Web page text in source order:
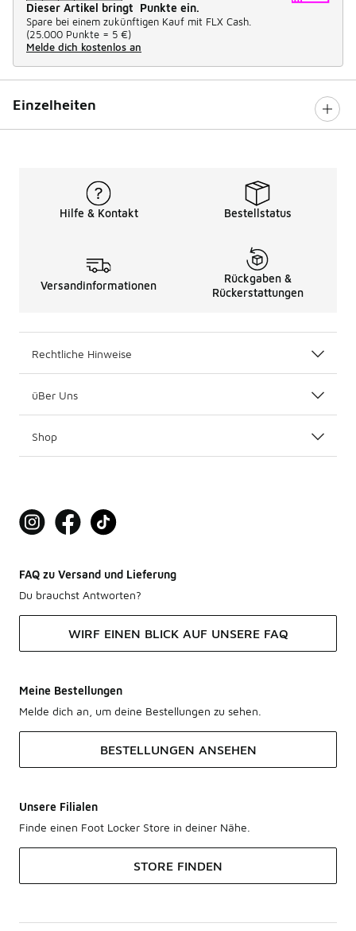
Dieser Artikel bringt Punkte ein.
Spare bei einem zukünftigen Kauf mit FLX Cash.
(25.000 Punkte = 5 €)
Melde dich kostenlos an
Einzelheiten
Hilfe & Kontakt Bestellstatus
Versandinformationen
Rückgaben &
Rückerstattungen
Rechtliche Hinweise
üBer Uns
Shop
FAQ zu Versand und Lieferung
Du brauchst Antworten?
WIRF EINEN BLICK AUF UNSERE FAQ
Meine Bestellungen
Melde dich an, um deine Bestellungen zu sehen.
BESTELLUNGEN ANSEHEN
Unsere Filialen
Finde einen Foot Locker Store in deiner Nähe.
STORE FINDEN